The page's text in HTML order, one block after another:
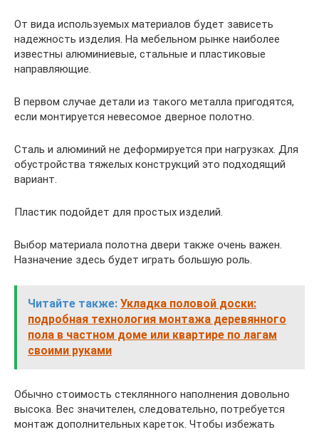
От вида используемых материалов будет зависеть
надежность изделия. На мебельном рынке наиболее
известны алюминиевые, стальные и пластиковые
направляющие.
В первом случае детали из такого металла пригодятся,
если монтируется невесомое дверное полотно.
Сталь и алюминий не деформируется при нагрузках. Для
обустройства тяжелых конструкций это подходящий
вариант.
Пластик подойдет для простых изделий.
Выбор материала полотна двери также очень важен.
Назначение здесь будет играть большую роль.
Читайте также: Укладка половой доски:
подробная технология монтажа деревянного
пола в частном доме или квартире по лагам
своими руками
Обычно стоимость стеклянного наполнения довольно
высока. Вес значителен, следовательно, потребуется
монтаж дополнительных кареток. Чтобы избежать